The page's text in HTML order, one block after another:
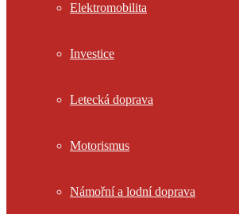
Elektromobilita
Investice
Letecká doprava
Motorismus
Námořní a lodní doprava